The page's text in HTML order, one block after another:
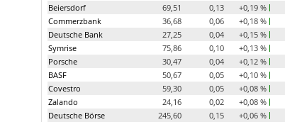
Beiersdorf
69,51 0,13
+0,19 %
Commerzbank
36,68 0,06
+0,18 %
Deutsche Bank
27,25 0,04
+0,15 %
Symrise
75,86 0,10
+0,13 %
Porsche
30,47 0,04
+0,12 %
BASF
50,67 0,05
+0,10 %
Covestro
59,30 0,05
+0,08 %
Zalando
24,16 0,02
+0,08 %
Deutsche Börse
245,60 0,15
+0,06 %